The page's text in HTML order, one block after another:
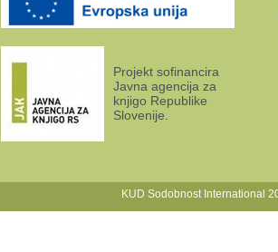
Projekt sofinancira
Javna agencija za
knjigo Republike
Slovenije.
KUD Sodobnost International